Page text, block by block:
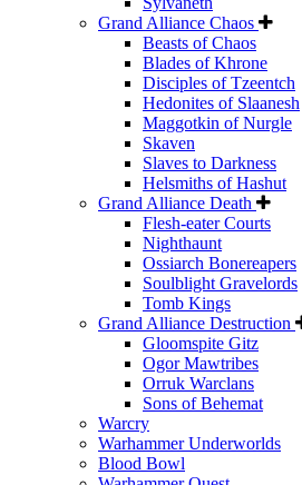
Grand Alliance Chaos
Beasts of Chaos
Blades of Khrone
Disciples of Tzeentch
Hedonites of Slaanesh
Maggotkin of Nurgle
Skaven
Slaves to Darkness
Helsmiths of Hashut
Grand Alliance Death
Flesh-eater Courts
Nighthaunt
Ossiarch Bonereapers
Soulblight Gravelords
Tomb Kings
Grand Alliance Destruction
Gloomspite Gitz
Ogor Mawtribes
Orruk Warclans
Sons of Behemat
Warcry
Warhammer Underworlds
Blood Bowl